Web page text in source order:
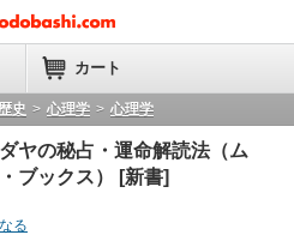
カート
史 > 心理学 > 心理学
ヤの秘占・運命解読法（ム
ブックス） [新書]
る